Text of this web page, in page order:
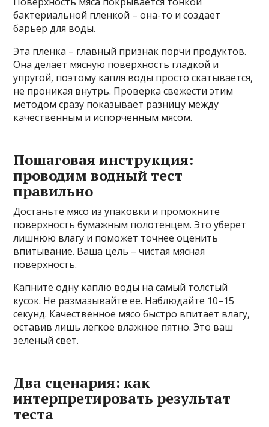
бактериальной пленкой – она-то и создает
барьер для воды.
Эта пленка – главный признак порчи продуктов.
Она делает мясную поверхность гладкой и
упругой, поэтому капля воды просто скатывается,
не проникая внутрь. Проверка свежести этим
методом сразу показывает разницу между
качественным и испорченным мясом.
Пошаговая инструкция:
проводим водный тест
правильно
Достаньте мясо из упаковки и промокните
поверхность бумажным полотенцем. Это уберет
лишнюю влагу и поможет точнее оценить
впитывание. Ваша цель – чистая мясная
поверхность.
Капните одну каплю воды на самый толстый
кусок. Не размазывайте ее. Наблюдайте 10–15
секунд. Качественное мясо быстро впитает влагу,
оставив лишь легкое влажное пятно. Это ваш
зеленый свет.
Два сценария: как
интерпретировать результат
теста